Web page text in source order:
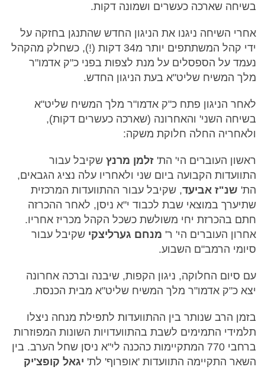
בשיחה שארכה כעשרים ושמונה דקות.
אחרי השיחה ניגנו את הניגון החדש שהתנגן בחזקה על
ידי קהל המשתתפים יותר מ34 דקות (!), כשחלק מהקהל
נעמד על הספסלים על מנת לצפות בפני כ"ק אדמו"ר
מלך המשיח שליט"א בעת הניגון החדש.
לאחר הניגון פתח כ"ק אדמו"ר מלך המשיח שליט"א
בשיחה השני' והאחרונה (שארכה כעשרים דקות),
ולאחריה החלה חלוקת משקה:
ראשון העוברים הי' הת' זלמן מרנץ שקיבל עבור
התוועדות הקבועה ביום שני ולאחריו עלה נציג הגבאים,
הת' שנ"ז אביעד, שקיבל עבור ההתוועדות המרכזית
שתיערך במוצאי שבת לכבוד י"א ניסן, לאחר ההכרזה
חתם בהכרזת יחי משולשת כשכל הקהל מכריז אחריו.
אחרון העוברים הי' ר' מנחם גערליצקי שקיבל עבור
סיומי הרמב"ם השבוע.
עם סיום החלוקה, ניגון הקפות, שיבנה וברכה אחרונה
יצא כ"ק אדמו"ר מלך המשיח שליט"א מבית הכנסת.
בזמן הרב שנותר בין ההתוועדות לתפילת מנחה ניצלו
תלמידי התמימים לשבת בהתוועדויות השונות המפוזרות
ברחבי 770 המתקיימות כהכנה לי"א ניסן שחל הערב. בין
השאר התקיימה התוועדות 'אופרוף' לת' יגאל קופצ'יק